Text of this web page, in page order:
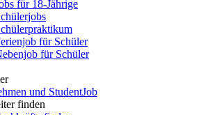
für 18-Jährige
für Schüler
für Schüler
und StudentJob
finden